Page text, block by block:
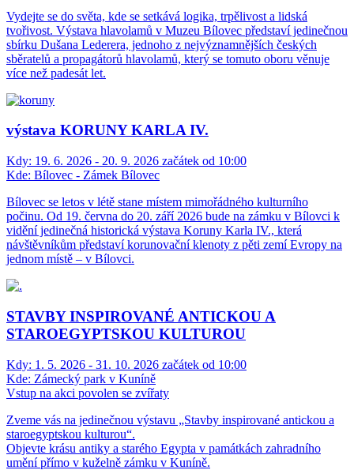
Vydejte se do světa, kde se setkává logika, trpělivost a lidská
tvořivost. Výstava hlavolamů v Muzeu Bílovec představí jedinečnou
sbírku Dušana Lederera, jednoho z nejvýznamnějších českých
sběratelů a propagátorů hlavolamů, který se tomuto oboru věnuje
více než padesát let.
výstava KORUNY KARLA IV.
Kdy: 19. 6. 2026 - 20. 9. 2026 začátek od 10:00
Kde: Bílovec - Zámek Bílovec
Bílovec se letos v létě stane místem mimořádného kulturního
počinu. Od 19. června do 20. září 2026 bude na zámku v Bílovci k
vidění jedinečná historická výstava Koruny Karla IV., která
návštěvníkům představí korunovační klenoty z pěti zemí Evropy na
jednom místě – v Bílovci.
STAVBY INSPIROVANÉ ANTICKOU A
STAROEGYPTSKOU KULTUROU
Kdy: 1. 5. 2026 - 31. 10. 2026 začátek od 10:00
Kde: Zámecký park v Kuníně
Vstup na akci povolen se zvířaty
Zveme vás na jedinečnou výstavu „Stavby inspirované antickou a
staroegyptskou kulturou“.
Objevte krásu antiky a starého Egypta v památkách zahradního
umění přímo v kuželně zámku v Kuníně.